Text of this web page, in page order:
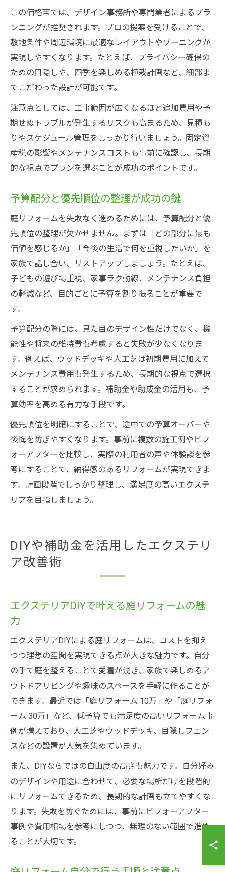
この価格帯では、デザイン事務所や専門業者によるプラ
ンニングが推奨されます。プロの提案を受けることで、
敷地条件や周辺環境に最適なレイアウトやゾーニングが
実現しやすくなります。たとえば、プライバシー確保の
ための目隠しや、四季を楽しめる植栽計画など、細部ま
でこだわった設計が可能です。
注意点としては、工事範囲が広くなるほど追加費用や予
期せぬトラブルが発生するリスクも高まるため、見積も
りやスケジュール管理をしっかり行いましょう。固定資
産税の影響やメンテナンスコストも事前に確認し、長期
的な視点でプランを選ぶことが成功のポイントです。
予算配分と優先順位の整理が成功の鍵
庭リフォームを失敗なく進めるためには、予算配分と優
先順位の整理が欠かせません。まずは「どの部分に最も
価値を感じるか」「今後の生活で何を重視したいか」を
家族で話し合い、リストアップしましょう。たとえば、
子どもの遊び場重視、家事ラク動線、メンテナンス負担
の軽減など、目的ごとに予算を割り振ることが重要で
す。
予算配分の際には、見た目のデザイン性だけでなく、機
能性や将来の維持費も考慮すると失敗が少なくなりま
す。例えば、ウッドデッキや人工芝は初期費用に加えて
メンテナンス費用も発生するため、長期的な視点で選択
することが求められます。補助金や助成金の活用も、予
算効率を高める有力な手段です。
優先順位を明確にすることで、途中での予算オーバーや
後悔を防ぎやすくなります。事前に複数の施工例やビフ
ォーアフターを比較し、実際の利用者の声や体験談を参
考にすることで、納得感のあるリフォームが実現できま
す。計画段階でしっかり整理し、満足度の高いエクステ
リアを目指しましょう。
DIYや補助金を活用したエクステリ
ア改善術
エクステリアDIYで叶える庭リフォームの魅
力
エクステリアDIYによる庭リフォームは、コストを抑え
つつ理想の空間を実現できる点が大きな魅力です。自分
の手で庭を整えることで愛着が湧き、家族で楽しめるア
ウトドアリビングや趣味のスペースを手軽に作ることが
できます。最近では「庭リフォーム 10万」や「庭リフォ
ーム 30万」など、低予算でも満足度の高いリフォーム事
例が増えており、人工芝やウッドデッキ、目隠しフェン
スなどの設置が人気を集めています。
また、DIYならではの自由度の高さも魅力です。自分好み
のデザインや用途に合わせて、必要な場所だけを段階的
にリフォームできるため、長期的な計画も立てやすくな
ります。失敗を防ぐためには、事前にビフォーアフター
事例や費用相場を参考にしつつ、無理のない範囲で進め
ることが大切です。